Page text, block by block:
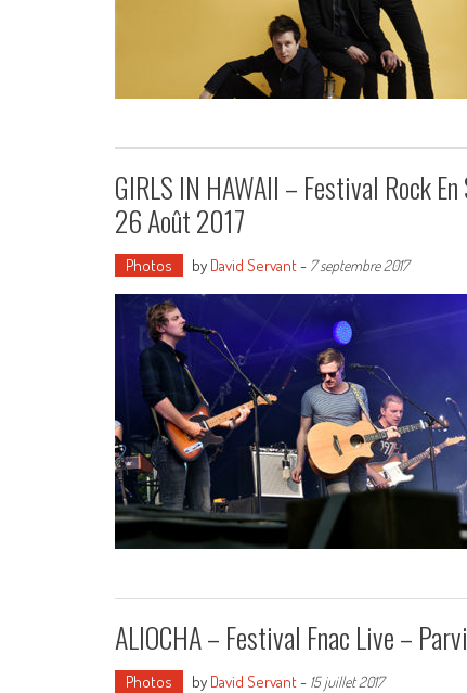
GIRLS IN HAWAII – Festival Rock
26 Août 2017
Photos by David Servant- 7 septembre 2017
ALIOCHA – Festival Fnac Live –
Photos by David Servant- 15 juillet 2017